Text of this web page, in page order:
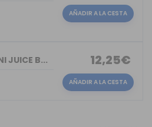
AÑADIR A LA CESTA
JUICE B... 12,25€
AÑADIR A LA CESTA